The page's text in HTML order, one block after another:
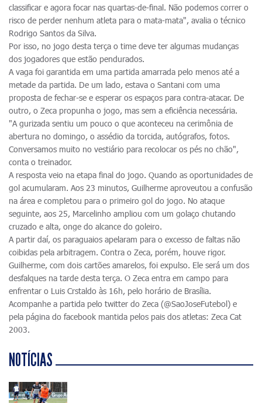
classificar e agora focar nas quartas-de-final. Não podemos correr o
risco de perder nenhum atleta para o mata-mata", avalia o técnico
Rodrigo Santos da Silva.
Por isso, no jogo desta terça o time deve ter algumas mudanças
dos jogadores que estão pendurados.
A vaga foi garantida em uma partida amarrada pelo menos até a
metade da partida. De um lado, estava o Santani com uma
proposta de fechar-se e esperar os espaços para contra-atacar. De
outro, o Zeca propunha o jogo, mas sem a eficiência necessária.
"A gurizada sentiu um pouco o que aconteceu na cerimônia de
abertura no domingo, o assédio da torcida, autógrafos, fotos.
Conversamos muito no vestiário para recolocar os pés no chão",
conta o treinador.
A resposta veio na etapa final do jogo. Quando as oportunidades de
gol acumularam. Aos 23 minutos, Guilherme aproveutou a confusão
na área e completou para o primeiro gol do jogo. No ataque
seguinte, aos 25, Marcelinho ampliou com um golaço chutando
cruzado e alta, onge do alcance do goleiro.
A partir daí, os paraguaios apelaram para o excesso de faltas não
coibidas pela arbitragem. Contra o Zeca, porém, houve rigor.
Guilherme, com dois cartões amarelos, foi expulso. Ele será um dos
desfalques na tarde desta terça. O Zeca entra em campo para
enfrentar o Luis Crstaldo às 16h, pelo horário de Brasília.
Acompanhe a partida pelo twitter do Zeca (@SaoJoseFutebol) e
pela página do facebook mantida pelos pais dos atletas: Zeca Cat
2003.
NOTÍCIAS